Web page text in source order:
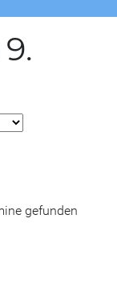
gefunden